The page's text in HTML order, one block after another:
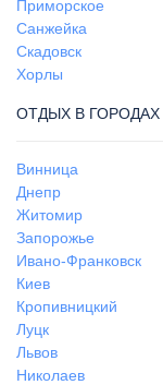
Приморское
Санжейка
Скадовск
Хорлы
ОТДЫХ В ГОРОДАХ
Винница
Днепр
Житомир
Запорожье
Ивано-Франковск
Киев
Кропивницкий
Луцк
Львов
Николаев